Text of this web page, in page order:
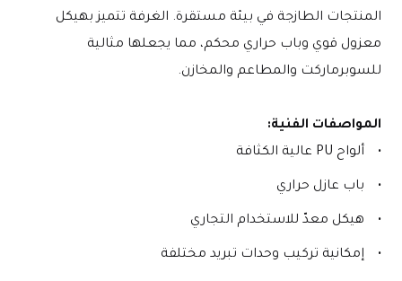
للسوبرماركت والمطاعم والمخازن.
المواصفات الفنية:
ألواح PU عالية الكثافة
باب عازل حراري
هيكل معدّ للاستخدام التجاري
إمكانية تركيب وحدات تبريد مختلفة